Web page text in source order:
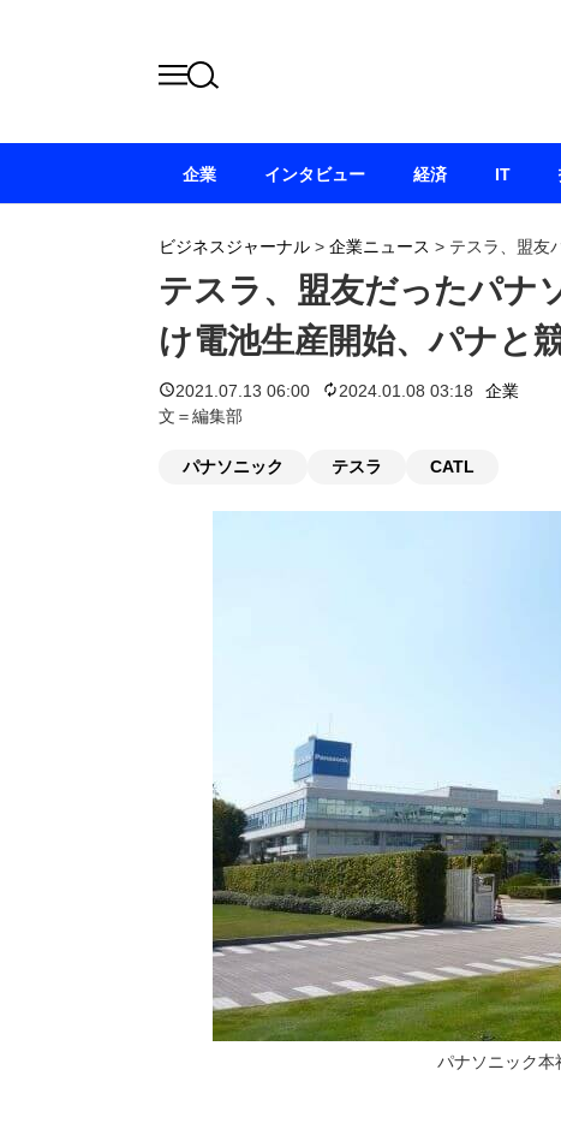
ビジネスジャーナル > 企業ニュース > テスラ、盟友
テスラ、盟友だったパナ
け電池生産開始、パナと
2021.07.13 06:00 2024.01.08 03:18
企業
文＝編集部
パナソニック テスラ CATL
パナソニック本
企業 インタビュー 経済 IT